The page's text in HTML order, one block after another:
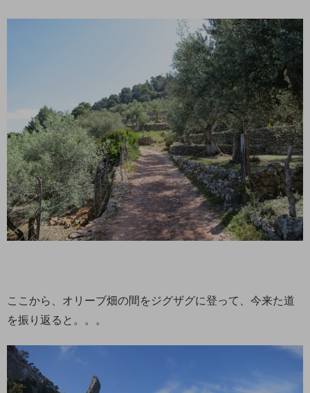
ここから、オリーブ畑の間をジグザグに登って、今来た道
を振り返ると。。。